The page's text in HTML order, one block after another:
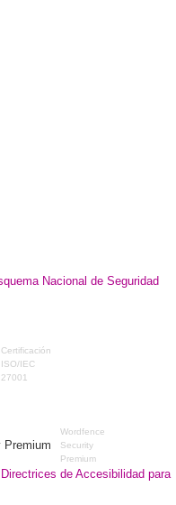
Certificación
ISO/IEC
27001
Wordfence
Security
Premium